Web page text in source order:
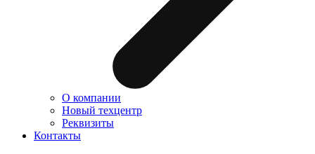
О компании
Новый техцентр
Реквизиты
Контакты